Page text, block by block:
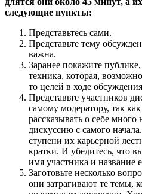
следующие пункты:
Представьтесь сами.
Представьте тему
важна.
Заранее покажите
техника, которая,
то целей в ходе
Представьте участников
самому модератору, так
рассказывать о себе
дискуссию с самого
ступени их карьерной
кратки. И убедитесь, что
имя участника и название
Заготовьте несколько
они затрагивают те темы,